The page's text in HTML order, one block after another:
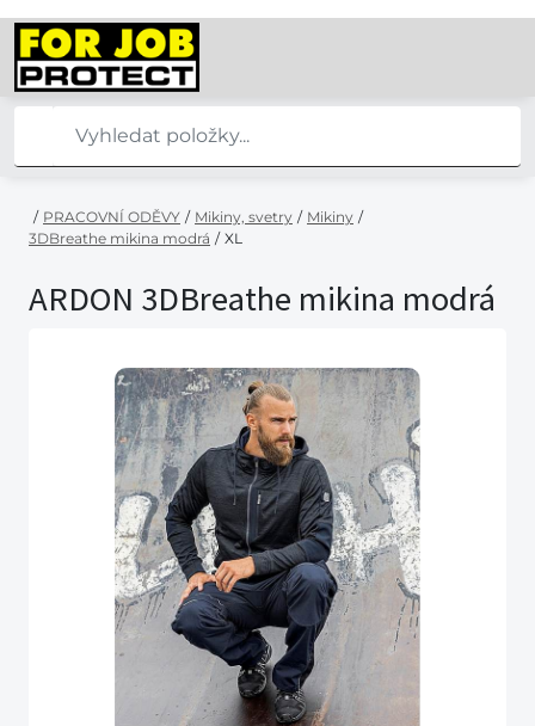
/ PRACOVNÍ ODĚVY / Mikiny, svetry / Mikiny /
3DBreathe mikina modrá / XL
ARDON 3DBreathe mikina modrá